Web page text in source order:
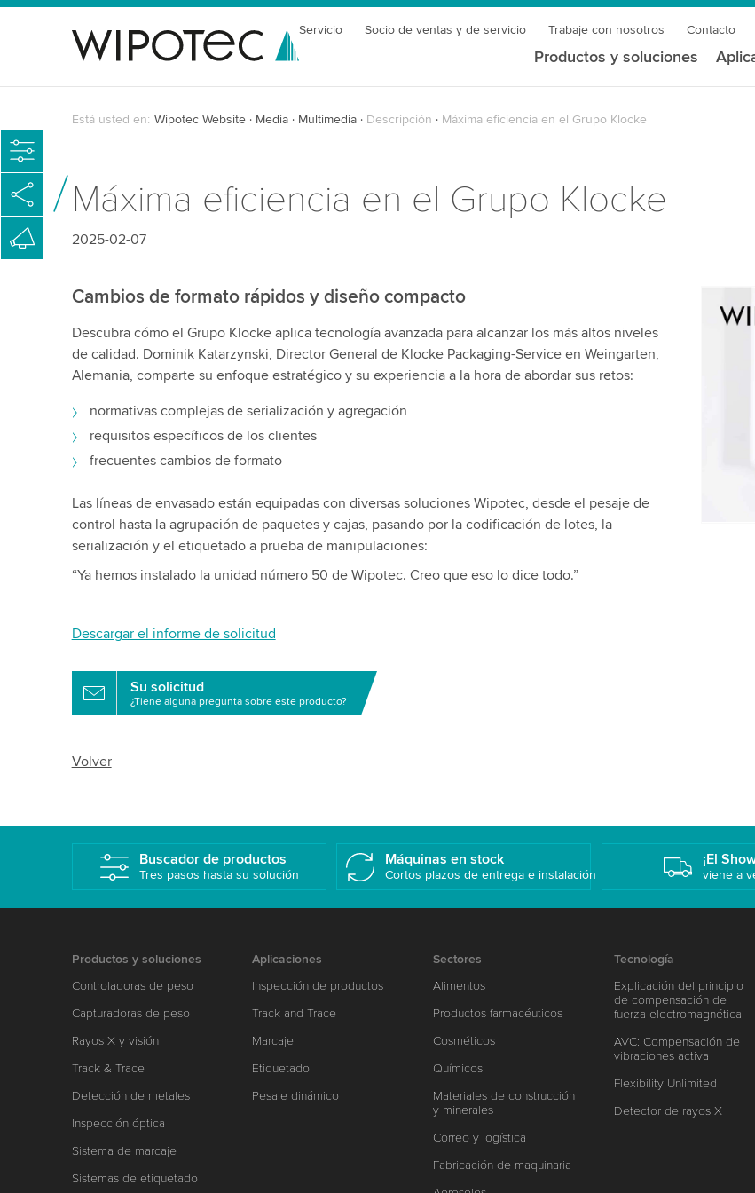
Servicio Socio de ventas y de servicio Trabaje con nosotros Contacto
Productos y soluciones
Está usted en: Wipotec Website Media Multimedia Descripción Máxima eficiencia en el Grupo Klocke
Máxima eficiencia en el Grupo Klocke
2025-02-07
de
Cambios de formato rápidos y diseño compacto
Descubra cómo el Grupo Klocke aplica tecnología avanzada para alcanzar los más altos niveles
de calidad. Dominik Katarzynski, Director General de Klocke Packaging-Service en Weingarten,
Alemania, comparte su enfoque estratégico y su experiencia a la hora de abordar sus retos:
normativas complejas de serialización y agregación
requisitos específicos de los clientes
frecuentes cambios de formato
Las líneas de envasado están equipadas con diversas soluciones Wipotec, desde el pesaje de
control hasta la agrupación de paquetes y cajas, pasando por la codificación de lotes, la
serialización y el etiquetado a prueba de manipulaciones:
“Ya hemos instalado la unidad número 50 de Wipotec. Creo que eso lo dice todo.”
Descargar el informe de solicitud
Su solicitud
¿Tiene alguna pregunta sobre este producto?
Volver
Buscador de productos
Tres pasos hasta su solución
Máquinas en stock
Cortos plazos de entrega e instalación
¡El
viene a
Productos y soluciones
Controladoras de peso
Capturadoras de peso
Rayos X y visión
Track & Trace
Detección de metales
Inspección óptica
Sistema de marcaje
Sistemas de etiquetado
Aplicaciones
Inspección de productos
Track and Trace
Marcaje
Etiquetado
Pesaje dinámico
Sectores
Alimentos
Productos farmacéuticos
Cosméticos
Químicos
Materiales de construcción
y minerales
Correo y logística
Fabricación de maquinaria
Tecnología
Explicación del principio
de compensación de
fuerza electromagnética
AVC: Compensación de
vibraciones activa
Flexibility Unlimited
Detector de rayos X